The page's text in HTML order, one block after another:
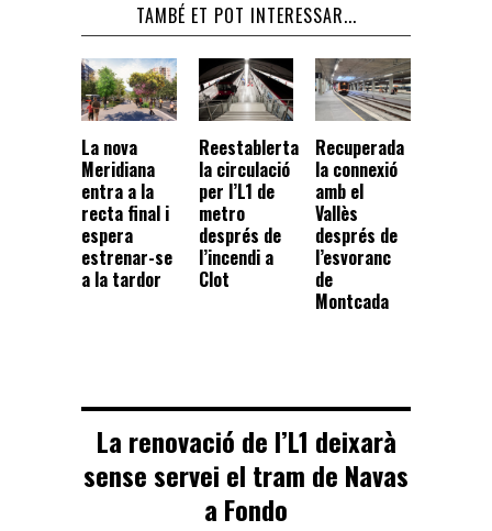
TAMBÉ ET POT INTERESSAR...
La nova
Meridiana
entra a la
recta final i
espera
estrenar-se
a la tardor
Reestablerta
la circulació
per l’L1 de
metro
després de
l’incendi a
Clot
Recuperada
la connexió
amb el
Vallès
després de
l’esvoranc
de
Montcada
La renovació de l’L1 deixarà
sense servei el tram de Navas
a Fondo